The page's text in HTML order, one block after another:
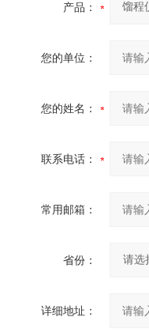
产品：
您的单位：
您的姓名：
联系电话：
常用邮箱：
省份：
详细地址：